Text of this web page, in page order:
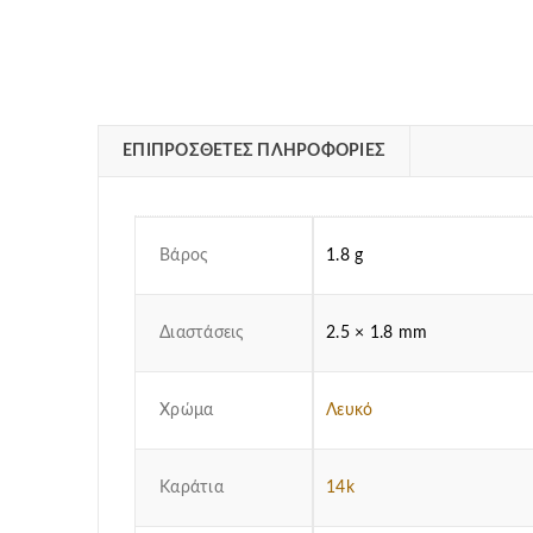
ΕΠΙΠΡΌΣΘΕΤΕΣ ΠΛΗΡΟΦΟΡΊΕΣ
Βάρος 1.8 g
Διαστάσεις 2.5 × 1.8 mm
Χρώμα Λευκό
Καράτια 14k